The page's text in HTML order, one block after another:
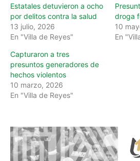
Estatales detuvieron a ocho
por delitos contra la salud
13 julio, 2026
En "Villa de Reyes"
droga
10
En
Capturaron a tres
presuntos generadores de
hechos violentos
10 marzo, 2026
En "Villa de Reyes"